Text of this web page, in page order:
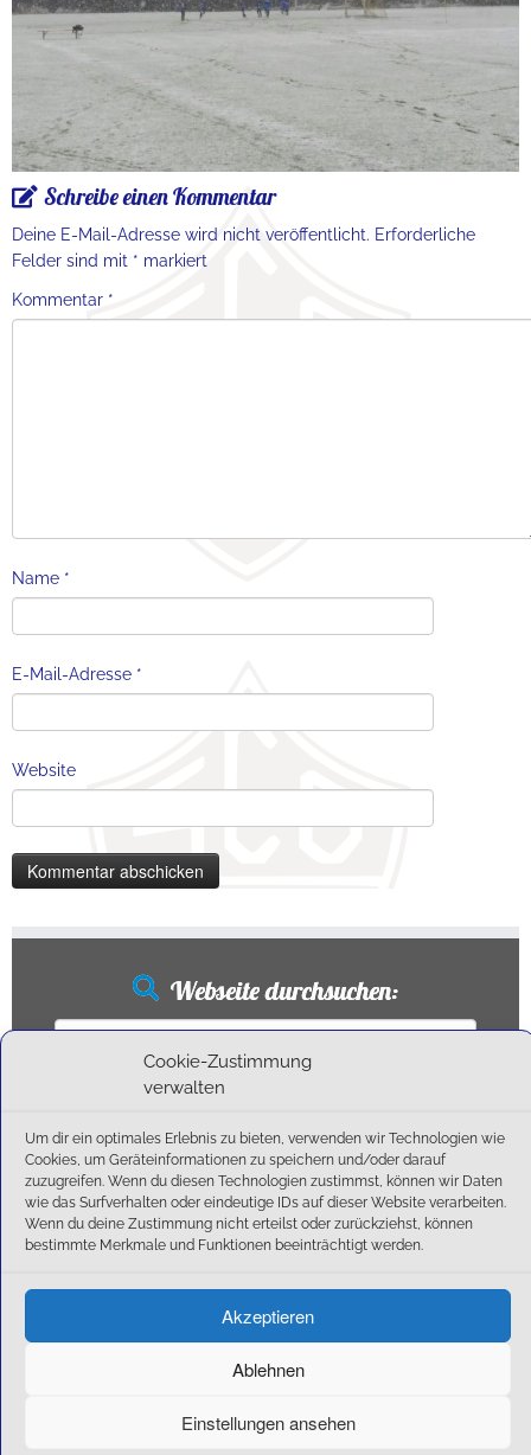
Cookie-Zustimmung
verwalten
Um dir ein optimales Erlebnis zu bieten, verwenden wir Technologien wie
Cookies, um Geräteinformationen zu speichern und/oder darauf
zuzugreifen. Wenn du diesen Technologien zustimmst, können wir Daten
wie das Surfverhalten oder eindeutige IDs auf dieser Website verarbeiten.
Wenn du deine Zustimmung nicht erteilst oder zurückziehst, können
bestimmte Merkmale und Funktionen beeinträchtigt werden.
Akzeptieren
Ablehnen
Einstellungen ansehen
Schreibe einen Kommentar
Deine E-Mail-Adresse wird nicht veröffentlicht. Erforderliche
Felder sind mit * markiert
Kommentar *
Name *
E-Mail-Adresse *
Website
Webseite durchsuchen:
Suchen
Neueste Beiträge
Ballschule erweitert!
6:1-Triumph im Heimfinale: Der SC Olching schießt sich zurück in die Landesliga!
Außensaison 2025
Start am 01. September!
SC Olching e.V.·Präsentiert von